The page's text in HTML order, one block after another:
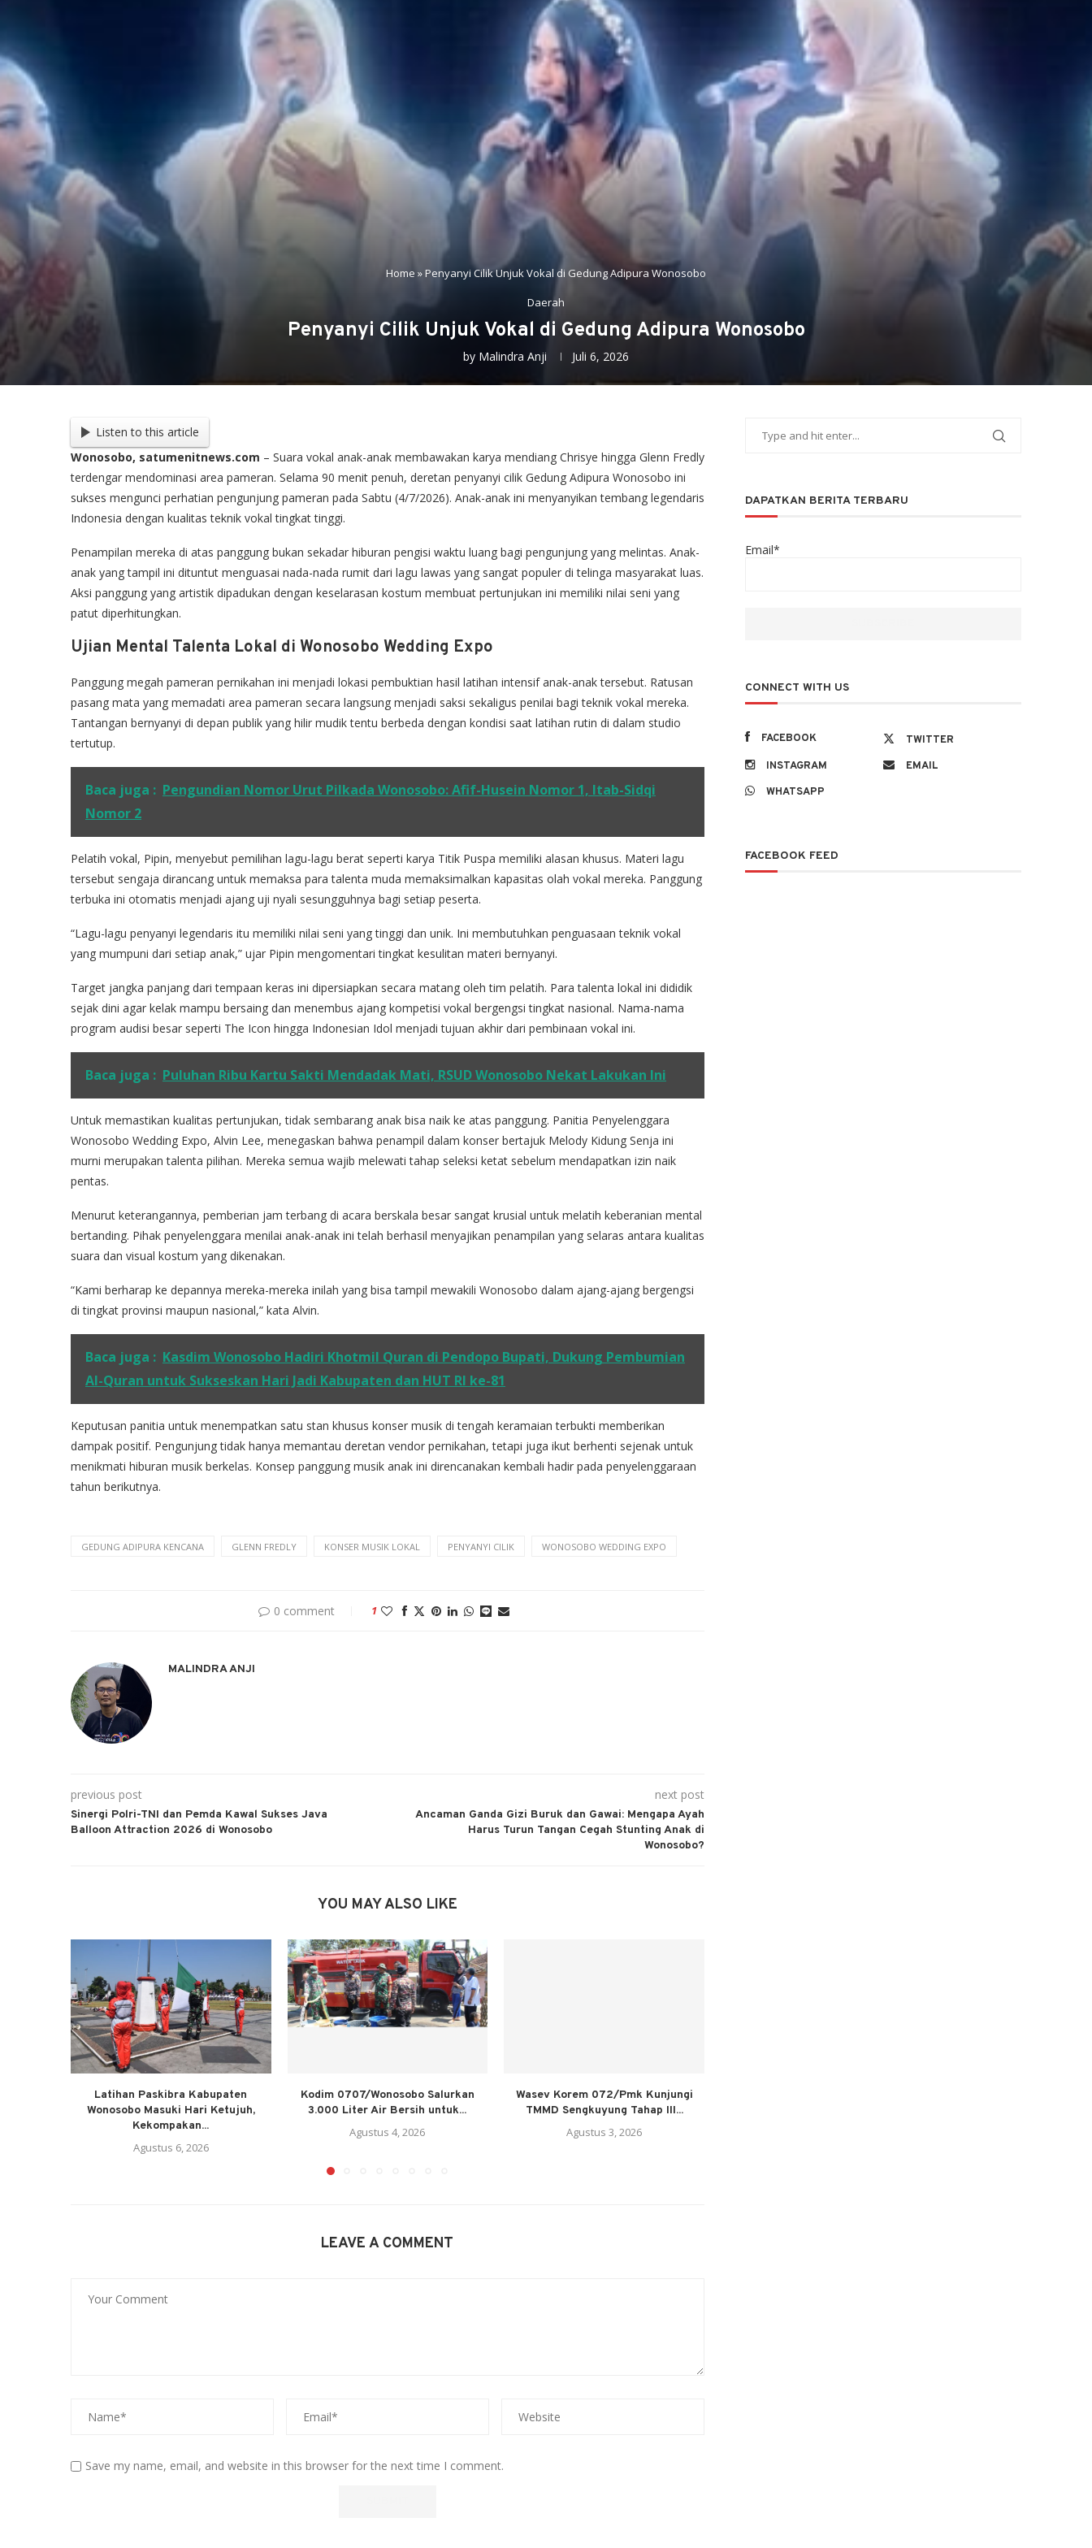
Home » Penyanyi Cilik Unjuk Vokal di Gedung Adipura Wonosobo
Daerah
Penyanyi Cilik Unjuk Vokal di Gedung Adipura Wonosobo
by Malindra Anji Juli 6, 2026
Listen to this article
Wonosobo, satumenitnews.com – Suara vokal anak-anak membawakan karya mendiang Chrisye hingga Glenn Fredly
terdengar mendominasi area pameran. Selama 90 menit penuh, deretan penyanyi cilik Gedung Adipura Wonosobo ini
sukses mengunci perhatian pengunjung pameran pada Sabtu (4/7/2026). Anak-anak ini menyanyikan tembang legendaris
Indonesia dengan kualitas teknik vokal tingkat tinggi.
Penampilan mereka di atas panggung bukan sekadar hiburan pengisi waktu luang bagi pengunjung yang melintas. Anak-
anak yang tampil ini dituntut menguasai nada-nada rumit dari lagu lawas yang sangat populer di telinga masyarakat luas.
Aksi panggung yang artistik dipadukan dengan keselarasan kostum membuat pertunjukan ini memiliki nilai seni yang
patut diperhitungkan.
Ujian Mental Talenta Lokal di Wonosobo Wedding Expo
Panggung megah pameran pernikahan ini menjadi lokasi pembuktian hasil latihan intensif anak-anak tersebut. Ratusan
pasang mata yang memadati area pameran secara langsung menjadi saksi sekaligus penilai bagi teknik vokal mereka.
Tantangan bernyanyi di depan publik yang hilir mudik tentu berbeda dengan kondisi saat latihan rutin di dalam studio
tertutup.
Baca juga : Pengundian Nomor Urut Pilkada Wonosobo: Afif-Husein Nomor 1, Itab-Sidqi
Nomor 2
Pelatih vokal, Pipin, menyebut pemilihan lagu-lagu berat seperti karya Titik Puspa memiliki alasan khusus. Materi lagu
tersebut sengaja dirancang untuk memaksa para talenta muda memaksimalkan kapasitas olah vokal mereka. Panggung
terbuka ini otomatis menjadi ajang uji nyali sesungguhnya bagi setiap peserta.
“Lagu-lagu penyanyi legendaris itu memiliki nilai seni yang tinggi dan unik. Ini membutuhkan penguasaan teknik vokal
yang mumpuni dari setiap anak,” ujar Pipin mengomentari tingkat kesulitan materi bernyanyi.
Target jangka panjang dari tempaan keras ini dipersiapkan secara matang oleh tim pelatih. Para talenta lokal ini dididik
sejak dini agar kelak mampu bersaing dan menembus ajang kompetisi vokal bergengsi tingkat nasional. Nama-nama
program audisi besar seperti The Icon hingga Indonesian Idol menjadi tujuan akhir dari pembinaan vokal ini.
Baca juga : Puluhan Ribu Kartu Sakti Mendadak Mati, RSUD Wonosobo Nekat Lakukan Ini
Untuk memastikan kualitas pertunjukan, tidak sembarang anak bisa naik ke atas panggung. Panitia Penyelenggara
Wonosobo Wedding Expo, Alvin Lee, menegaskan bahwa penampil dalam konser bertajuk Melody Kidung Senja ini
murni merupakan talenta pilihan. Mereka semua wajib melewati tahap seleksi ketat sebelum mendapatkan izin naik
pentas.
Menurut keterangannya, pemberian jam terbang di acara berskala besar sangat krusial untuk melatih keberanian mental
bertanding. Pihak penyelenggara menilai anak-anak ini telah berhasil menyajikan penampilan yang selaras antara kualitas
suara dan visual kostum yang dikenakan.
“Kami berharap ke depannya mereka-mereka inilah yang bisa tampil mewakili Wonosobo dalam ajang-ajang bergengsi
di tingkat provinsi maupun nasional,” kata Alvin.
Baca juga : Kasdim Wonosobo Hadiri Khotmil Quran di Pendopo Bupati, Dukung Pembumian
Al-Quran untuk Sukseskan Hari Jadi Kabupaten dan HUT RI ke-81
Keputusan panitia untuk menempatkan satu stan khusus konser musik di tengah keramaian terbukti memberikan
dampak positif. Pengunjung tidak hanya memantau deretan vendor pernikahan, tetapi juga ikut berhenti sejenak untuk
menikmati hiburan musik berkelas. Konsep panggung musik anak ini direncanakan kembali hadir pada penyelenggaraan
tahun berikutnya.
GEDUNG ADIPURA KENCANA GLENN FREDLY KONSER MUSIK LOKAL PENYANYI CILIK WONOSOBO WEDDING EXPO
0 comment 1
MALINDRA ANJI
previous post
Sinergi Polri-TNI dan Pemda Kawal Sukses Java
Balloon Attraction 2026 di Wonosobo
next post
Ancaman Ganda Gizi Buruk dan Gawai: Mengapa Ayah
Harus Turun Tangan Cegah Stunting Anak di
Wonosobo?
YOU MAY ALSO LIKE
Latihan Paskibra Kabupaten
Wonosobo Masuki Hari Ketujuh,
Kekompakan...
Agustus 6, 2026
Kodim 0707/Wonosobo Salurkan
3.000 Liter Air Bersih untuk...
Agustus 4, 2026
Wasev Korem 072/Pmk Kunjungi
TMMD Sengkuyung Tahap III...
Agustus 3, 2026
LEAVE A COMMENT
Save my name, email, and website in this browser for the next time I comment.
DAPATKAN BERITA TERBARU
Email*
CONNECT WITH US
FACEBOOK
TWITTER
INSTAGRAM
EMAIL
WHATSAPP
FACEBOOK FEED